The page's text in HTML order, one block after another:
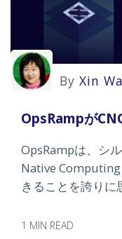
By Xin
OpsRampが
OpsRampは、シ
Native
きることを誇りに
1 MIN READ